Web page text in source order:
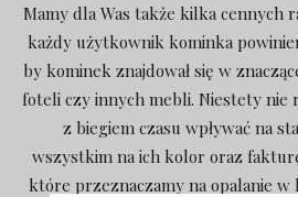
Mamy dla Was także kilka cennych
każdy użytkownik kominka
by kominek znajdował się w
foteli czy innych mebli. Niestety nie
z biegiem czasu wpływać na
wszystkim na ich kolor oraz
które przeznaczamy na opalanie